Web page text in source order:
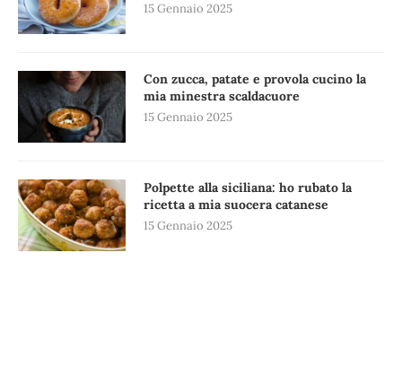
15 Gennaio 2025
Con zucca, patate e provola cucino la
mia minestra scaldacuore
15 Gennaio 2025
Polpette alla siciliana: ho rubato la
ricetta a mia suocera catanese
15 Gennaio 2025